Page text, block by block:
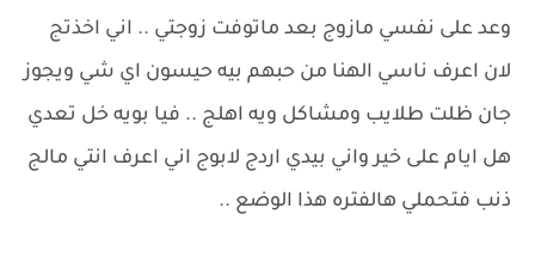
وعد على نفسي مازوج بعد ماتوفت زوجتي .. اني اخذتج
لان اعرف ناسي الهنا من حبهم بيه حيسون اي شي ويجوز
جان ظلت طلايب ومشاكل ويه اهلج .. فيا بويه خل تعدي
هل ايام على خير واني بيدي اردج لابوج اني اعرف انتي مالج
ذنب فتحملي هالفتره هذا الوضع ..